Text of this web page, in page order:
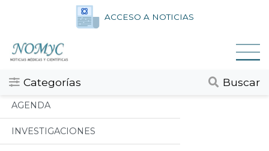
ACCESO A NOTICIAS
Categorías Buscar
Categorias
Todos
AGENDA
INVESTIGACIONES